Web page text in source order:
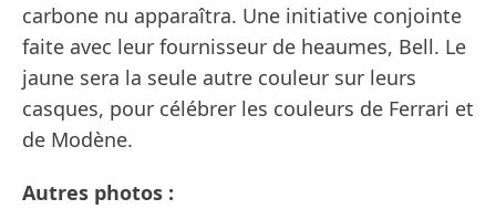
carbone nu apparaîtra. Une initiative conjointe
faite avec leur fournisseur de heaumes, Bell. Le
jaune sera la seule autre couleur sur leurs
casques, pour célébrer les couleurs de Ferrari et
de Modène.
Autres photos :